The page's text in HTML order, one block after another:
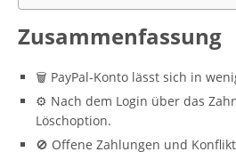
Zusammenfassung
🗑️ PayPal-Konto lässt sich in
⚙️ Nach dem Login über das
Löschoption.
🚫 Offene Zahlungen und